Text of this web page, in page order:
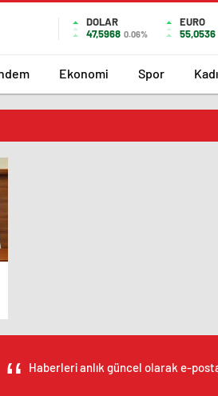
DOLAR
47,5968 0.06%
EURO
55,0536
Ekonomi Spor
Haberleri anlık güncel olarak e-